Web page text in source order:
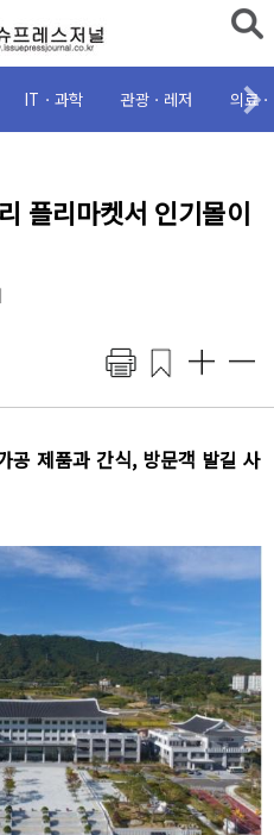
ITㆍ과학 관광ㆍ레저 의료
플리마켓서 인기몰이
공 제품과 간식, 방문객 발길 사